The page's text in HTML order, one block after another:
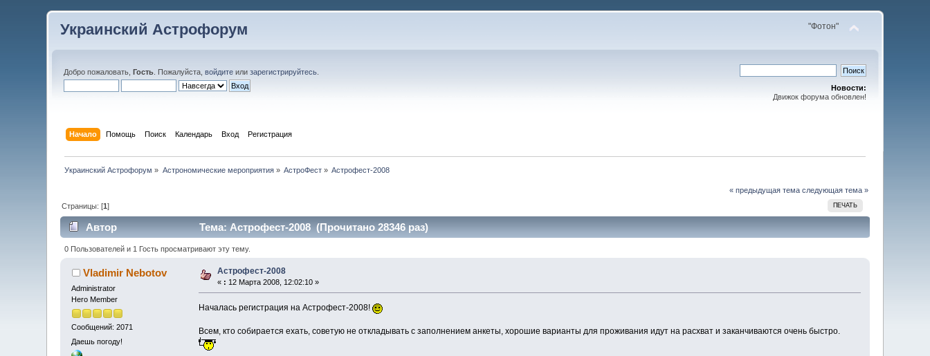
Украинский Астрофорум "Фотон"
Добро пожаловать,Гость . Пожалуйста,войдите илизарегистрируйтесь
Новости:
Движок форума обновлен!
Начало Помощь Поиск Календарь Вход Регистрация
Украинский Астрофорум » Астрономические мероприятия» АстроФест » Астрофест-2008
« предыдущая тема следующая тема »
ПЕЧАТЬ
Страницы: [1]
Автор Тема: Астрофест-2008 (Прочитано 28346 раз)
0 Пользователей и 1 Гость просматривают эту тему.
Vladimir Nebotov
Administrator
Hero Member
Сообщений: 2071
Даешь погоду!
Астрофест-2008
« : 12 Марта 2008, 12:02:10 »
Началась регистрация на Астрофест-2008!
Всем, кто собирается ехать, советую не откладывать с заполнением анкеты, хорошие варианты для проживания идут на расхват и заканчиваются очень быстро.